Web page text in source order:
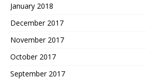
January 2018
December 2017
November 2017
October 2017
September 2017